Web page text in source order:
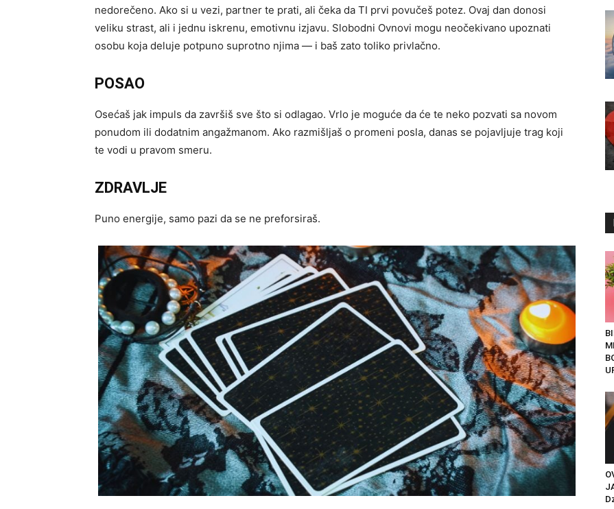
nedorečeno. Ako si u vezi, partner te prati, ali čeka da TI prvi povučeš potez. Ovaj dan donosi
veliku strast, ali i jednu iskrenu, emotivnu izjavu. Slobodni Ovnovi mogu neočekivano upoznati
osobu koja deluje potpuno suprotno njima — i baš zato toliko privlačno.
POSAO
Osećaš jak impuls da završiš sve što si odlagao. Vrlo je moguće da će te neko pozvati sa novom
ponudom ili dodatnim angažmanom. Ako razmišljaš o promeni posla, danas se pojavljuje trag koji
te vodi u pravom smeru.
ZDRAVLJE
Puno energije, samo pazi da se ne preforsiraš.